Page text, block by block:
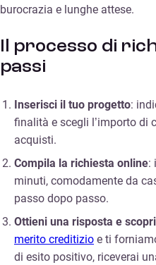
burocrazia e lunghe attese.
Il processo di
passi
Inserisci il tuo progetto:
finalità e scegli l’importo di
acquisti.
Compila la richiesta online:
minuti, comodamente da
passo dopo passo.
Ottieni una risposta e
merito creditizio e ti
di esito positivo, riceverai